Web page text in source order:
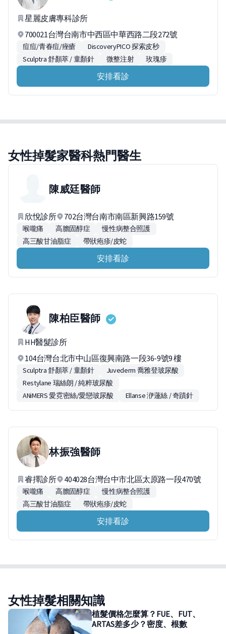
星麗皮膚專科診所
700021台灣台南市中西區中華西路二段272號
痘痘/青春痘/痤瘡
DiscoveryPICO 探索皮秒
Sculptra 舒顏萃 / 童顏針
微整注射 玫瑰疹
安排看診
女性掉髮家醫科熱門醫生
陳威廷醫師
欣悅診所 702台灣台南市南區新興路159號
喉嚨痛 高膽固醇症
慢性病整合照護
高三酸甘油脂症
帶狀疱疹/皮蛇
安排看診
陳柏臣醫師
HH醫髮診所
104台灣台北市中山區復興南路一段36-9號9 樓
Sculptra 舒顏萃 / 童顏針
Juvederm 喬雅登玻尿酸
Restylane 瑞絲朗 / 純粹玻尿酸
ANiMERS 愛霓密絲/愛戀玻尿酸
Ellanse 洢蓮絲 / 奇蹟針
林振強醫師
睿擇診所 404028台灣台中市北區太原路一段470號
喉嚨痛 高膽固醇症
慢性病整合照護
高三酸甘油脂症
帶狀疱疹/皮蛇
安排看診
女性掉髮相關知識
植髮價格怎麼算？FUE、FUT、
ARTAS差多少？密度、根數